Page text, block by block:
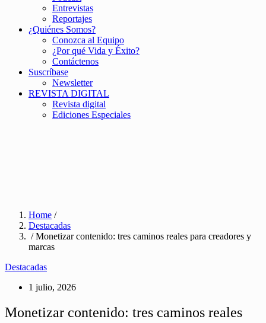
Entrevistas
Reportajes
¿Quiénes Somos?
Conozca al Equipo
¿Por qué Vida y Éxito?
Contáctenos
Suscríbase
Newsletter
REVISTA DIGITAL
Revista digital
Ediciones Especiales
Home /
Destacadas
/ Monetizar contenido: tres caminos reales para creadores y
marcas
Destacadas
1 julio, 2026
Monetizar contenido: tres caminos reales